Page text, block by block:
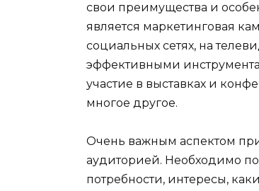
свои преимущества и
является маркетинговая
социальных сетях, на
эффективными
участие в выставках и
многое другое.
Очень важным аспектом
аудиторией. Необходимо
потребности, интересы,